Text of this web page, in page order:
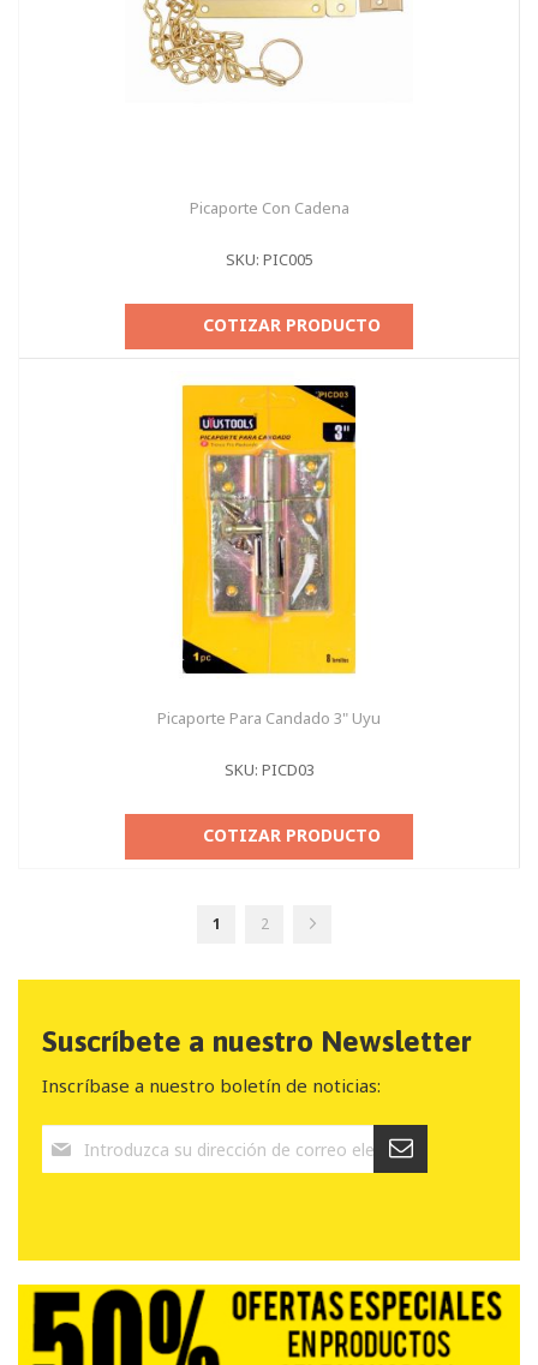
Picaporte Con Cadena
SKU: PIC005
COTIZAR PRODUCTO
Picaporte Para Candado 3" Uyu
SKU: PICD03
COTIZAR PRODUCTO
Página
Actualmente
estás
página
1 Página
2
Suscríbete a nuestro Newsletter
Inscríbase a nuestro boletín de noticias: